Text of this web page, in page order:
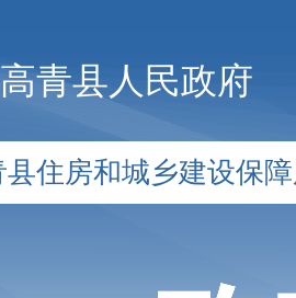
高青县人民政府
县住房和城乡建设保